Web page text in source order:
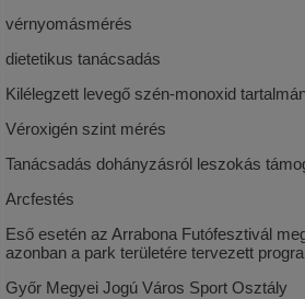
vérnyomásmérés
dietetikus tanácsadás
Kilélegzett levegő szén-monoxid
Véroxigén szint mérés
Tanácsadás dohányzásról leszokás
Arcfestés
Eső esetén az Arrabona Futófesztivál
azonban a park területére tervezett
Győr Megyei Jogú Város Sport Osztály